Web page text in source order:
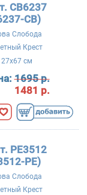
CB6237
CB)
Слобода
Крест
27x67 см
1695 р.
1481 р.
PE3512
PE)
Слобода
Крест